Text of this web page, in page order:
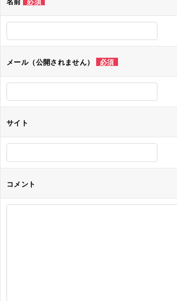
シ
ョ
ン
メール（公開されません） 必須
サイト
コメント